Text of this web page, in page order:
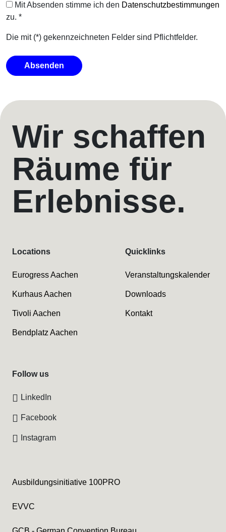
Mit Absenden stimme ich den Datenschutzbestimmungen
zu. *
Die mit (*) gekennzeichneten Felder sind Pflichtfelder.
Absenden
Wir schaffen
Räume für
Erlebnisse.
Ausbildungsinitiative 100PRO
EVVC
Locations
Eurogress Aachen
Kurhaus Aachen
Tivoli Aachen
Bendplatz Aachen
Quicklinks
Veranstaltungskalender
Downloads
Kontakt
Follow us
LinkedIn
Facebook
Instagram